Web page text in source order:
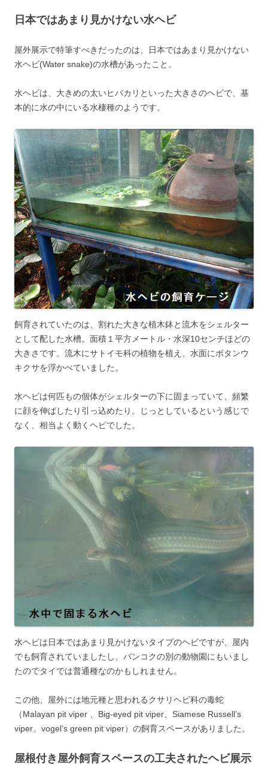
日本ではあまり見かけない水ヘビ
屋外展示で特筆すべきだったのは、日本ではあまり見かけない
水ヘビ(Water snake)の水槽があったこと。
水ヘビは、大きめの太いヒバカリといった大きさのヘビで、基
本的に水の中にいる水棲種のようです。
飼育されていたのは、割れた大きな植木鉢と流木をシェルター
として配した水槽。面積１平方メートル・水深10センチほどの
大きさです。流木にサトイモ科の植物を植え、水面にボタンウ
キクサを浮かべていました。
水ヘビは何匹もの個体がシェルターの下に固まっていて、頻繁
に顔を伸ばしたり引っ込めたり。じっとしているという感じで
なく、相当よく動くヘビでした。
水ヘビは日本ではあまり見かけないタイプのヘビですが、屋内
でも飼育されていましたし、バンコクの別の動物園にもいまし
たのでタイでは普通種なのかもしれません。
この他、屋外には地元種と思われるクサリヘビ科の毒蛇
（Malayan pit viper 、Big-eyed pit viper、Siamese Russell’s
viper、vogel’s green pit viper）の飼育スペースがありました。
屋根付き屋外飼育スペースの工夫されたヘビ展示